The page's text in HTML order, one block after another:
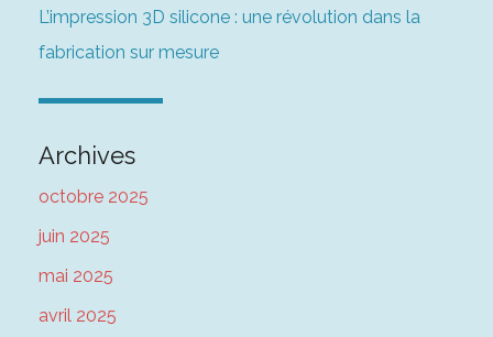
L’impression 3D silicone : une révolution dans la
fabrication sur mesure
Archives
octobre 2025
juin 2025
mai 2025
avril 2025